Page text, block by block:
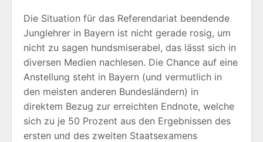
Die Situation für das Referendariat beendende
Junglehrer in Bayern ist nicht gerade rosig, um
nicht zu sagen hundsmiserabel, das lässt sich in
diversen Medien nachlesen. Die Chance auf eine
Anstellung steht in Bayern (und vermutlich in
den meisten anderen Bundesländern) in
direktem Bezug zur erreichten Endnote, welche
sich zu je 50 Prozent aus den Ergebnissen des
ersten und des zweiten Staatsexamens